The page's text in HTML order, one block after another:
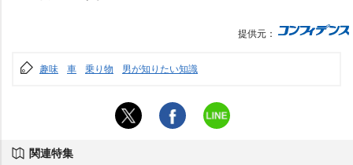
提供元：
趣味 車 乗り物 男が知りたい知識
関連特集